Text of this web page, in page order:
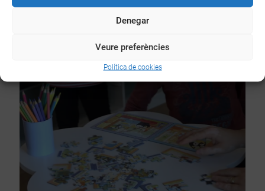
Denegar
Veure preferències
Política de cookies